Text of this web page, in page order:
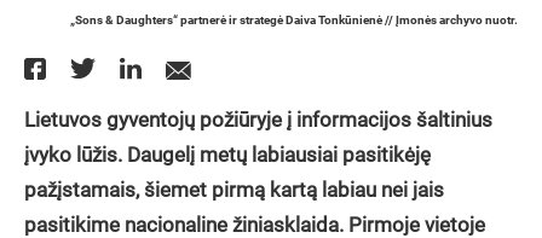
„Sons & Daughters“ partnerė ir strategė Daiva Tonkūnienė // Įmonės archyvo nuotr.
Lietuvos gyventojų požiūryje į informacijos šaltinius
įvyko lūžis. Daugelį metų labiausiai pasitikėję
pažįstamais, šiemet pirmą kartą labiau nei jais
pasitikime nacionaline žiniasklaida. Pirmoje vietoje